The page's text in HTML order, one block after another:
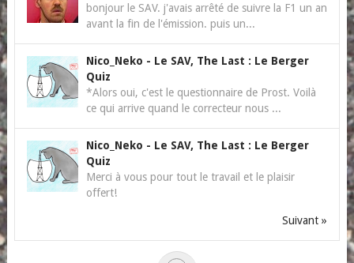
bonjour le SAV. j'avais arrêté de suivre la F1 un an
avant la fin de l'émission. puis un...
Nico_Neko - Le SAV, The Last : Le Berger
Quiz
*Alors oui, c'est le questionnaire de Prost. Voilà
ce qui arrive quand le correcteur nous ...
Nico_Neko - Le SAV, The Last : Le Berger
Quiz
Merci à vous pour tout le travail et le plaisir
offert!
Suivant »